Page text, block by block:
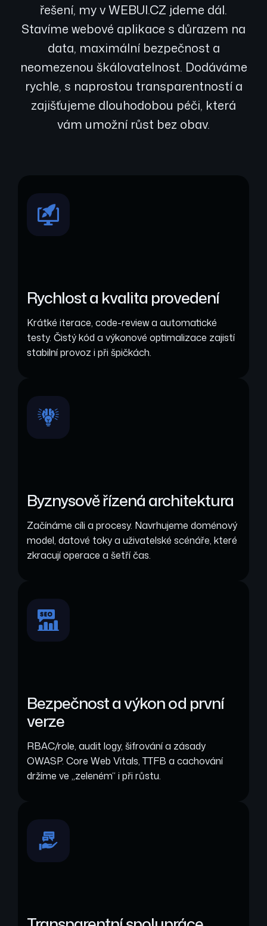
řešení, my v WEBUI.CZ jdeme dál.
Stavíme webové aplikace s důrazem na
data, maximální bezpečnost a
neomezenou škálovatelnost. Dodáváme
rychle, s naprostou transparentností a
zajišťujeme dlouhodobou péči, která
vám umožní růst bez obav.
Rychlost a kvalita provedení
Krátké iterace, code-review a automatické
testy. Čistý kód a výkonové optimalizace zajistí
stabilní provoz i při špičkách.
Byznysově řízená architektura
Začínáme cíli a procesy. Navrhujeme doménový
model, datové toky a uživatelské scénáře, které
zkracují operace a šetří čas.
Bezpečnost a výkon od první
verze
RBAC/role, audit logy, šifrování a zásady
OWASP. Core Web Vitals, TTFB a cachování
držíme ve „zeleném“ i při růstu.